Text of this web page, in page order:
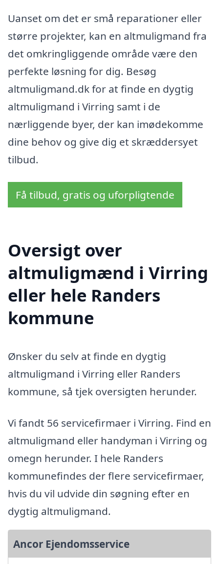
Uanset om det er små reparationer eller
større projekter, kan en altmuligmand fra
det omkringliggende område være den
perfekte løsning for dig. Besøg
altmuligmand.dk for at finde en dygtig
altmuligmand i Virring samt i de
nærliggende byer, der kan imødekomme
dine behov og give dig et skræddersyet
tilbud.
Få tilbud, gratis og uforpligtende
Oversigt over
altmuligmænd i Virring
eller hele Randers
kommune
Ønsker du selv at finde en dygtig
altmuligmand i Virring eller Randers
kommune, så tjek oversigten herunder.
Vi fandt 56 servicefirmaer i Virring. Find en
altmuligmand eller handyman i Virring og
omegn herunder. I hele Randers
kommunefindes der flere servicefirmaer,
hvis du vil udvide din søgning efter en
dygtig altmuligmand.
Ancor Ejendomsservice